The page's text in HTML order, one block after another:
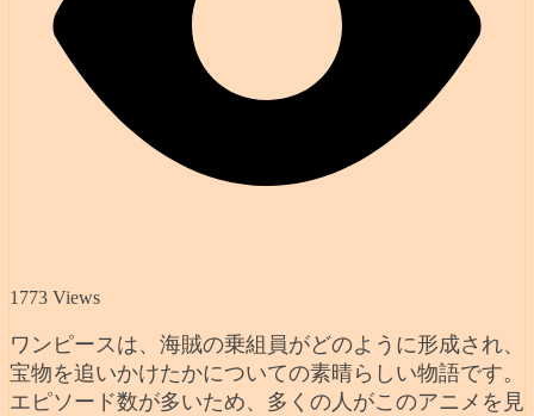
1773 Views
ワンピースは、海賊の乗組員がどのように形成され、
宝物を追いかけたかについての素晴らしい物語です。
エピソード数が多いため、多くの人がこのアニメを見